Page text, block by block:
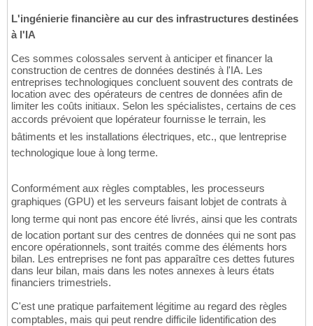
L'ingénierie financière au cur des infrastructures destinées
à l'IA
Ces sommes colossales servent à anticiper et financer la
construction de centres de données destinés à l'IA. Les
entreprises technologiques concluent souvent des contrats de
location avec des opérateurs de centres de données afin de
limiter les coûts initiaux. Selon les spécialistes, certains de ces
accords prévoient que lopérateur fournisse le terrain, les
bâtiments et les installations électriques, etc., que lentreprise
technologique loue à long terme.
Conformément aux règles comptables, les processeurs
graphiques (GPU) et les serveurs faisant lobjet de contrats à
long terme qui nont pas encore été livrés, ainsi que les contrats
de location portant sur des centres de données qui ne sont pas
encore opérationnels, sont traités comme des éléments hors
bilan. Les entreprises ne font pas apparaître ces dettes futures
dans leur bilan, mais dans les notes annexes à leurs états
financiers trimestriels.
C'est une pratique parfaitement légitime au regard des règles
comptables, mais qui peut rendre difficile lidentification des